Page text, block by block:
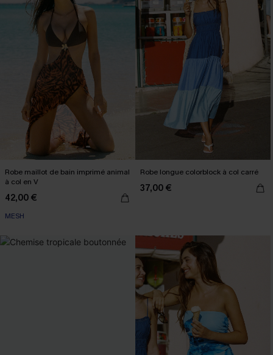
Robe maillot de bain imprimé animal
à col en V
42,00 €
MESH
Robe longue colorblock à col carré
37,00 €